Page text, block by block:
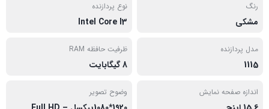
رنگ
مشکی
نوع پردازنده
Intel Core I3
مدل پردازنده
1115
ظرفیت حافظه RAM
8 گیگابایت
اندازه صفحه نمایش وضوح تصویر